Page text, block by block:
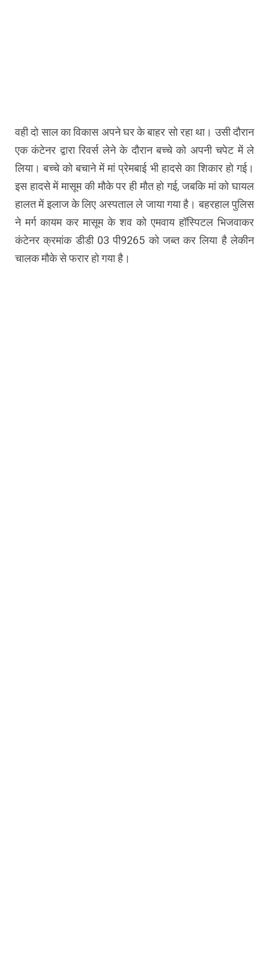
वही दो साल का विकास अपने घर के बाहर सो रहा था। उसी दौरान
एक कंटेनर द्वारा रिवर्स लेने के दौरान बच्चे को अपनी चपेट में ले
लिया। बच्चे को बचाने में मां प्रेमबाई भी हादसे का शिकार हो गई।
इस हादसे में मासूम की मौके पर ही मौत हो गई, जबकि मां को घायल
हालत में इलाज के लिए अस्पताल ले जाया गया है। बहरहाल पुलिस
ने मर्ग कायम कर मासूम के शव को एमवाय हॉस्पिटल भिजवाकर
कंटेनर क्रमांक डीडी 03 पी9265 को जब्त कर लिया है लेकीन
चालक मौके से फरार हो गया है।